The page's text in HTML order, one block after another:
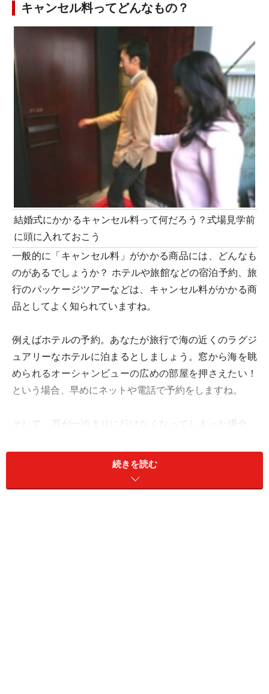
キャンセル料ってどんなもの？
結婚式にかかるキャンセル料って何だろう？式場見学前
に頭に入れておこう
一般的に「キャンセル料」がかかる商品には、どんなも
のがあるでしょうか？ ホテルや旅館などの宿泊予約、旅
行のパッケージツアーなどは、キャンセル料がかかる商
品としてよく知られていますね。
例えばホテルの予約。あなたが旅行で海の近くのラグジ
ュアリーなホテルに泊まるとしましょう。窓から海を眺
められるオーシャンビューの広めの部屋を押さえたい！
という場合、早めにネットや電話で予約をしますね。
そして、万が一泊まりに行けなくなってしまった場合、
の場合は、前日は料金の20％、当日は料金の80％（全
額）、そして無断で宿泊しなかった場合は料金の
100％、つまり全額を支払うルールになっています。宿
続きを読む